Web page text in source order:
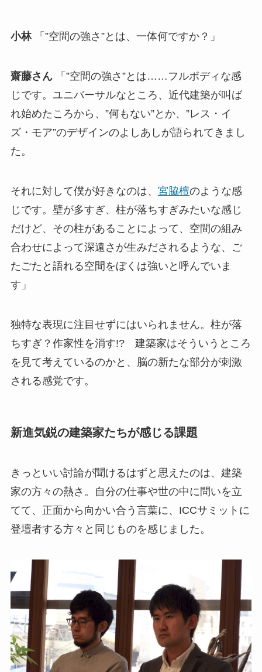
小林「”空間の強さ”とは、一体何ですか？」
齋藤さん「”空間の強さ”とは……フルボディな感
じです。ユニバーサルなところ、近代建築が叫ば
れ始めたころから、”何もない”とか、”レス・イ
ズ・モア”のデザインのよしあしが語られてきまし
た。
それに対して僕が好きなのは、 宮脇檀のような感
じです。壁が多すぎ、柱が落ちすぎみたいな感じ
だけど、その柱があることによって、空間の組み
合わせによって深遠さが生みだされるような、ご
たごたと語れる空間をぼくは強いと呼んでいま
す」
独特な表現に注目せずにはいられません。柱が落
ちすぎ？作家性を消す!? 建築家はそういうところ
を見て考えているのかと、脳の新たな部分が刺激
される感覚です。
新進気鋭の建築家たちが感じる課題
きっといい討論が聞けるはずと思えたのは、建築
家の方々の熱さ。自分の仕事や世の中に問いを立
てて、正面から向かい合う言葉に、ICCサミットに
登壇者する方々と同じものを感じました。